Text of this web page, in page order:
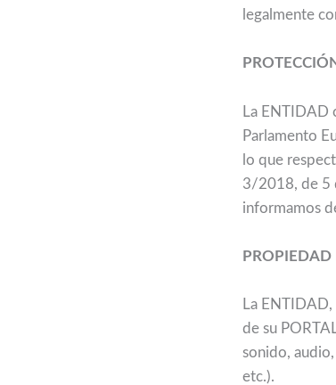
legalmente
La ENTIDAD
Parlamento
lo que
3/2018, de 5
informamos
PROPIEDAD
La
de su
sonido,
etc.).